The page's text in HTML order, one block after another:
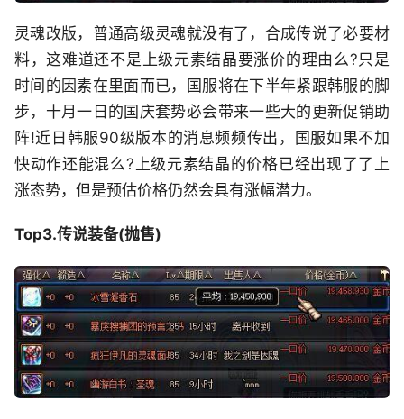
灵魂改版，普通高级灵魂就没有了，合成传说了必要材
料，这难道还不是上级元素结晶要涨价的理由么?只是
时间的因素在里面而已，国服将在下半年紧跟韩服的脚
步，十月一日的国庆套势必会带来一些大的更新促销助
阵!近日韩服90级版本的消息频频传出，国服如果不加
快动作还能混么?上级元素结晶的价格已经出现了了上
涨态势，但是预估价格仍然会具有涨幅潜力。
Top3.传说装备(抛售)